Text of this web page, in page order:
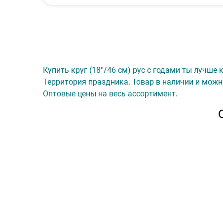
Купить круг (18''/46 см) рус с годами ты лучше
Территория праздника. Товар в наличии и
Оптовые цены на весь ассортимент.